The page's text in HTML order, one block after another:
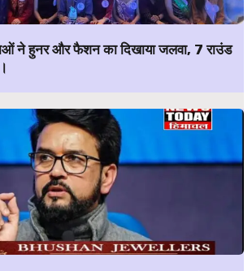
ने हुनर और फैशन का दिखाया जलवा, 7 राउंड